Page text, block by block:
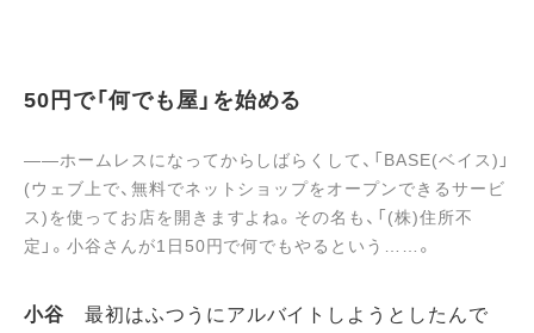
50円で「何でも屋」を始める
――ホームレスになってからしばらくして、「BASE(ベイス)」
(ウェブ上で、無料でネットショップをオープンできるサービ
ス)を使ってお店を開きますよね。その名も、「(株)住所不
定」。小谷さんが1日50円で何でもやるという……。
小谷 最初はふつうにアルバイトしようとしたんで